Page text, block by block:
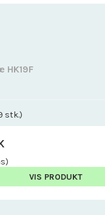
HK19F
stk.)
VIS PRODUKT